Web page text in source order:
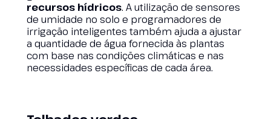
recursos hídricos. A utilização de sensores
de umidade no solo e programadores de
irrigação inteligentes também ajuda a ajustar
a quantidade de água fornecida às plantas
com base nas condições climáticas e nas
necessidades específicas de cada área.